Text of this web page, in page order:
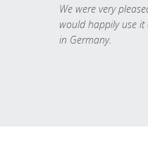
We were very
would happily use
in Germany.